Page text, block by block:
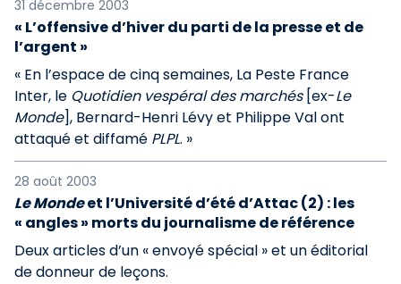
31 décembre 2003
« L’offensive d’hiver du parti de la presse et de
l’argent »
« En l’espace de cinq semaines, La Peste France
Inter, le Quotidien vespéral des marchés [ex-Le
Monde], Bernard-Henri Lévy et Philippe Val ont
attaqué et diffamé PLPL. »
28 août 2003
Le Mondeet l’Université d’été d’Attac (2) : les
« angles » morts du journalisme de référence
Deux articles d’un « envoyé spécial » et un éditorial
de donneur de leçons.